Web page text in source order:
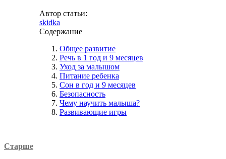
Автор статьи:
skidka
Содержание
Общее развитие
Речь в 1 год и 9 месяцев
Уход за малышом
Питание ребенка
Сон в год и 9 месяцев
Безопасность
Чему научить малыша?
Развивающие игры
Старше